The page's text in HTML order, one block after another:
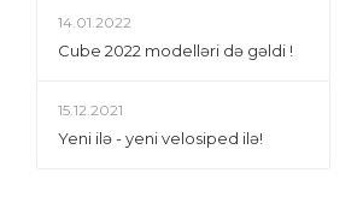
14.01.2022
Сube 2022 modelləri də gəldi !
15.12.2021
Yeni ilə - yeni velosiped ilə!